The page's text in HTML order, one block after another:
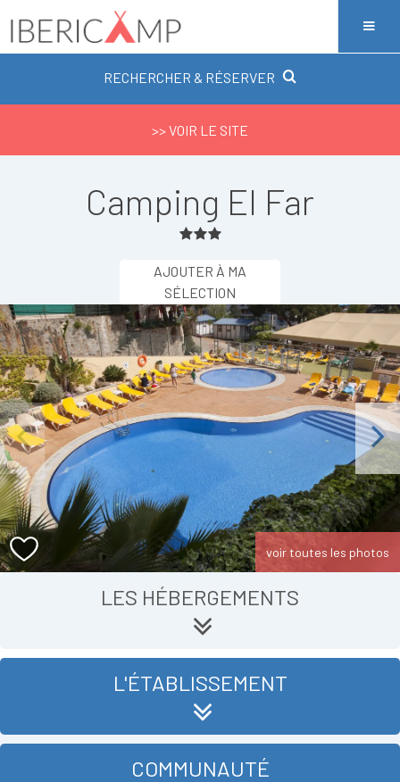
RECHERCHER & RÉSERVER
>> VOIR LE SITE
Camping El Far
AJOUTER À MA
SÉLECTION
Next
voir toutes les photos
LES HÉBERGEMENTS
L'ÉTABLISSEMENT
COMMUNAUTÉ